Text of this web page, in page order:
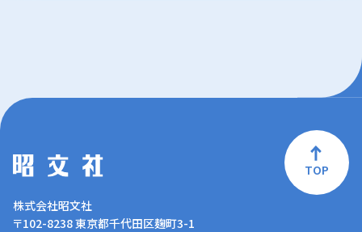
TOP
株式会社昭文社
〒102-8238 東京都千代田区麹町3-1